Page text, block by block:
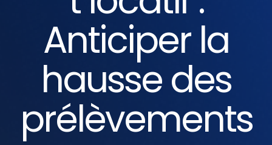
Anticiper la
hausse des
prélèvements